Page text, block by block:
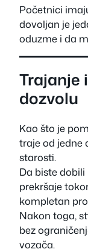
Početnici
dovoljan je
oduzme i da
Trajanje
dozvolu
Kao što je
traje od jedne
starosti.
Da biste
prekršaje
kompletan
Nakon toga,
bez
vozača.